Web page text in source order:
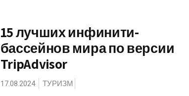
15 лучших инфинити-
бассейнов мира по версии
TripAdvisor
17.08.2024 ТУРИЗМ